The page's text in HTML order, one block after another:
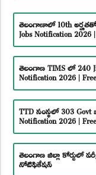
తెలంగాణాలో 10th అర్హతతో
Jobs Notification 2026
తెలంగాణ TIMS లో 240
Notification 2026 |
TTD సంస్థలో 303
Notification 2026 |
తెలంగాణ జిల్లా కోర్టులో
నోటిఫికేషన్